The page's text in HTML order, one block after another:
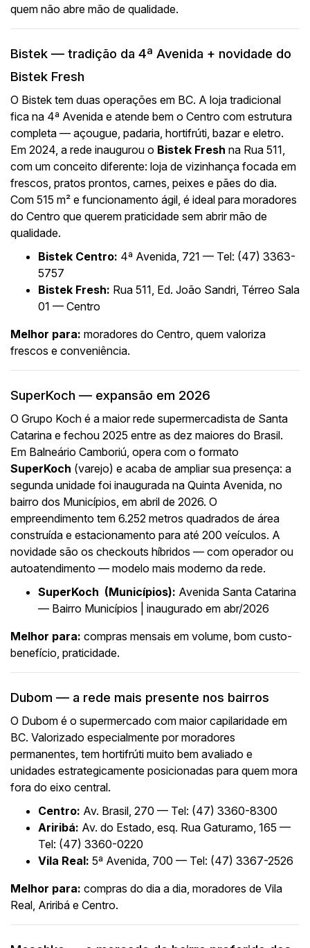
quem não abre mão de qualidade.
Bistek — tradição da 4ª Avenida + novidade do
Bistek Fresh
O Bistek tem duas operações em BC. A loja tradicional
fica na 4ª Avenida e atende bem o Centro com estrutura
completa — açougue, padaria, hortifrúti, bazar e eletro.
Em 2024, a rede inaugurou o Bistek Fresh na Rua 511,
com um conceito diferente: loja de vizinhança focada em
frescos, pratos prontos, carnes, peixes e pães do dia.
Com 515 m² e funcionamento ágil, é ideal para moradores
do Centro que querem praticidade sem abrir mão de
qualidade.
Bistek Centro: 4ª Avenida, 721 — Tel: (47) 3363-
5757
Bistek Fresh: Rua 511, Ed. João Sandri, Térreo Sala
01 — Centro
Melhor para: moradores do Centro, quem valoriza
frescos e conveniência.
SuperKoch — expansão em 2026
O Grupo Koch é a maior rede supermercadista de Santa
Catarina e fechou 2025 entre as dez maiores do Brasil.
Em Balneário Camboriú, opera com o formato
SuperKoch (varejo) e acaba de ampliar sua presença: a
segunda unidade foi inaugurada na Quinta Avenida, no
bairro dos Municípios, em abril de 2026. O
empreendimento tem 6.252 metros quadrados de área
construída e estacionamento para até 200 veículos. A
novidade são os checkouts híbridos — com operador ou
autoatendimento — modelo mais moderno da rede.
SuperKoch (Municípios): Avenida Santa Catarina
— Bairro Municípios | inaugurado em abr/2026
Melhor para: compras mensais em volume, bom custo-
benefício, praticidade.
Dubom — a rede mais presente nos bairros
O Dubom é o supermercado com maior capilaridade em
BC. Valorizado especialmente por moradores
permanentes, tem hortifrúti muito bem avaliado e
unidades estrategicamente posicionadas para quem mora
fora do eixo central.
Centro: Av. Brasil, 270 — Tel: (47) 3360-8300
Ariribá: Av. do Estado, esq. Rua Gaturamo, 165 —
Tel: (47) 3360-0220
Vila Real: 5ª Avenida, 700 — Tel: (47) 3367-2526
Melhor para: compras do dia a dia, moradores de Vila
Real, Ariribá e Centro.